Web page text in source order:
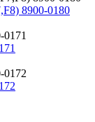
8900-0180